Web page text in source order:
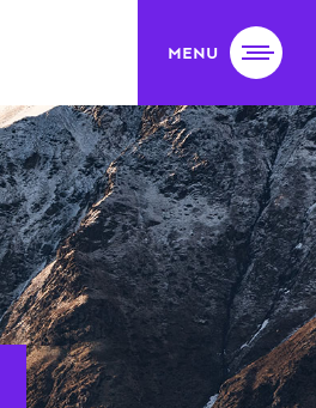
MENU